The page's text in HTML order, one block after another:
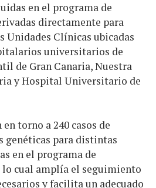
en el programa de
directamente para
Unidades Clínicas ubicadas
universitarios de
de Gran Canaria, Nuestra
y Hospital Universitario de
torno a 240 casos de
genéticas para distintas
en el programa de
cual amplía el seguimiento
y facilita un adecuado